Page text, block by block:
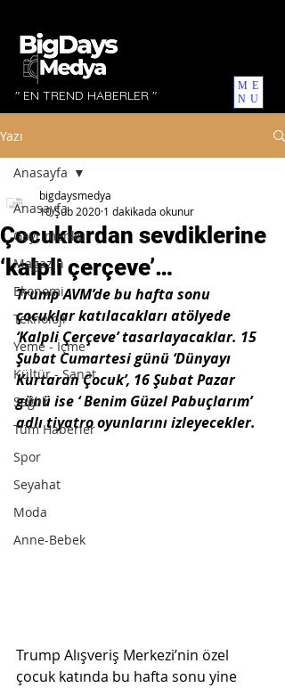
ME
NU
" EN TREND HABERLER "
Yazı
Anasayfa
Gayrimenkul
Magazin
Ekonomi
Teknoloji
Yeme - İçme
Kültür - Sanat
Sağlık
Tüm Haberler
Spor
Seyahat
Moda
Anne-Bebek
Anasayfa
Çocuklardan sevdiklerine
‘kalpli çerçeve’…
bigdaysmedya
10 Şub 2020 1 dakikada okunur
Trump AVM’de bu hafta sonu
çocuklar katılacakları atölyede
‘Kalpli Çerçeve’ tasarlayacaklar. 15
Şubat Cumartesi günü ‘Dünyayı
Kurtaran Çocuk’, 16 Şubat Pazar
günü ise ‘ Benim Güzel Pabuçlarım’
adlı tiyatro oyunlarını izleyecekler.
Trump Alışveriş Merkezi’nin özel
çocuk katında bu hafta sonu yine